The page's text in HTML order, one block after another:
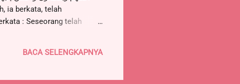
: Seseorang telah
buruk kepadaku, ia masa
kamu katakan, maka
BACA SELENGKAPNYA